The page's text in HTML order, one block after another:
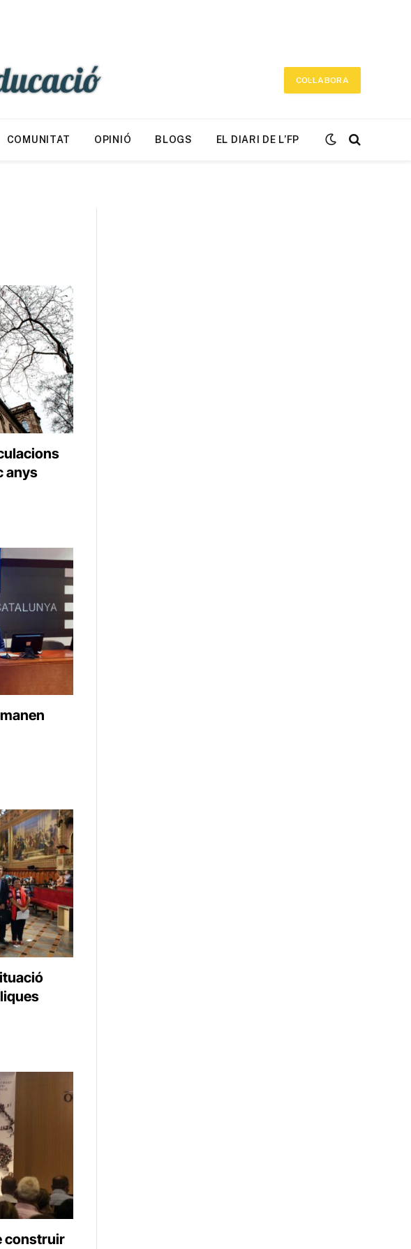
COL·LABORA
COMUNITAT OPINIÓ BLOGS EL DIARI DE L’FP
anys
construir